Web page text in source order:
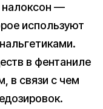
налоксон —
используют
в фентаниле
в связи с чем